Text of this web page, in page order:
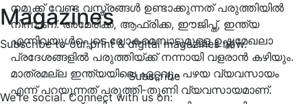
Magazines
Subscribe to our print & digital magazines now.
Subscribe
We're social. Connect with us on:
നമുക്ക് വേണ്ട വസ്ത്രങ്ങൾ ഉണ്ടാക്കുന്നത് പരുത്തിയിൽ
നിന്നാണ്. അമേരിക്ക, ആഫ്രിക്ക, ഈജിപ്ത്, ഇന്ത്യ
എന്നിവയുൾപ്പെടെ ലോകമെമ്പാടുമുള്ള ഉഷ്ണമേഖലാ
പ്രദേശങ്ങളിൽ പരുത്തിയ്ക്ക് നന്നായി വളരാൻ കഴിയും.
മാത്രമല്ല ഇന്ത്യയിലെ ഏറ്റവും പഴയ വ്യവസായം
എന്ന് പറയുന്നത് പരുത്തി-തുണി വ്യവസായമാണ്.